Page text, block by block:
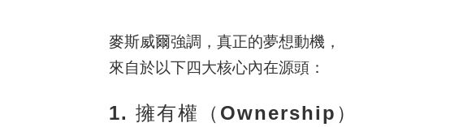
麥斯威爾強調，真正的夢想動機，
來自於以下四大核心內在源頭：
1. 擁有權（Ownership）